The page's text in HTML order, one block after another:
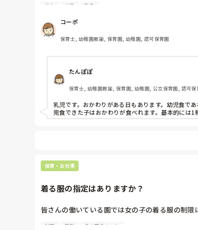
できる場合何回までできますか？
乳児さんはおかわりなしですかね？
私の働いている園は幼児になると最初に食べられ
減らしたものが全部食べられたらおかわりOK。
残した人はお代わり出来ないなどルールはありま
皆さんの園の給食事情が気になります！！
教えていただけると嬉しいです！
給食 幼児 乳児
コーポ
保育士, 幼稚園教諭, 保育園, 幼稚園, 認可保育園
たんぽぽ
保育士, 幼稚園教諭, 保育園, 幼稚園, 公立保育園, 認可
乳児です。おかわりがある日もあります。幼児食で
完食できた子はおかわりが食べれます。基本的には1
保育・お仕事
着る服の指定はありますか？
皆さんの働いている園では女の子の着る服の制限
制服 着脱 身の回りのこと